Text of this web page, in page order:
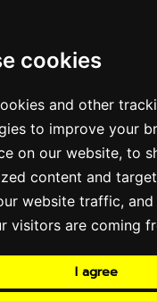
cookies
and other
to improve your
on our website, to
content and
website traffic,
visitors are coming
I agree